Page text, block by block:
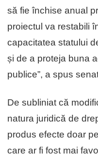
să fie închise anual
proiectul va restabili
capacitatea statului
și de a proteja buna
publice”, a spus
De subliniat că
natura juridică de
produs efecte doar
care ar fi fost mai